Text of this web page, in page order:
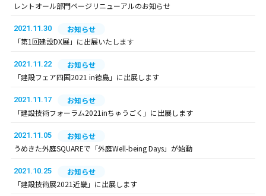
レントオール部門ページリニューアルのお知らせ
2021.11.30
お知らせ
「第1回建設DX展」に出展いたします
2021.11.22
お知らせ
「建設フェア四国2021 in徳島」に出展します
2021.11.17
お知らせ
「建設技術フォーラム2021inちゅうごく」に出展します
2021.11.05
お知らせ
うめきた外庭SQUAREで「外庭Well-being Days」が始動
2021.10.25
お知らせ
「建設技術展2021近畿」に出展します